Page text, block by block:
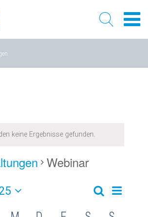
keine Ergebnisse gefunden.
Webinar
Monat